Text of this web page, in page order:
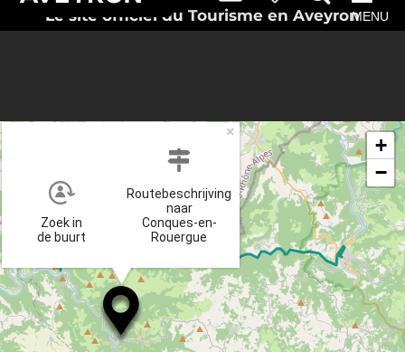
Le site officiel du Tourisme en AveyronMENU
Zoek in
de buurt
Routebeschrijving
naar
Conques-en-
Rouergue
×
+
−